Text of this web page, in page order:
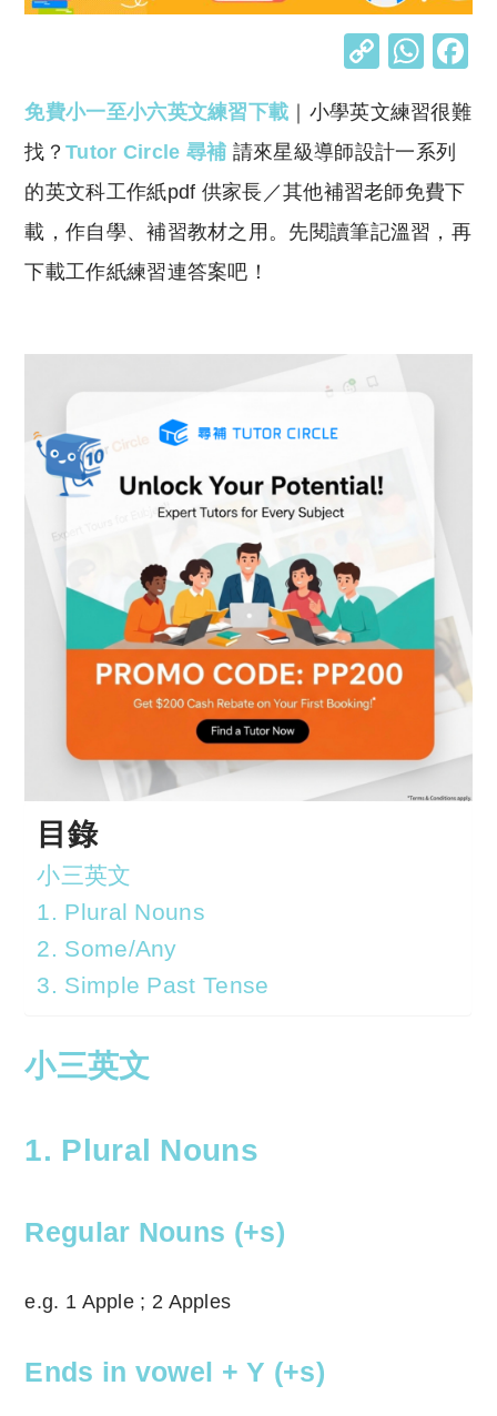
C
p
y
Li
n
W
at
s
A
p
免費小一至小六英文練習下載 ｜小學英文練習很難
找？Tutor Circle 尋補 請來星級導師設計一系列
的英文科工作紙pdf 供家長／其他補習老師免費下
載，作自學、補習教材之用。先閱讀筆記溫習，再
下載工作紙練習連答案吧！
目錄
小三英文
1. Plural Nouns
2. Some/Any
3. Simple Past Tense
小三英文
1. Plural Nouns
Regular Nouns (+s)
e.g. 1 Apple ; 2 Apples
Ends in vowel + Y (+s)